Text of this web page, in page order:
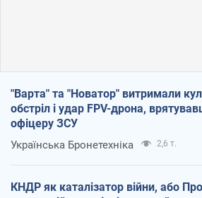
"Варта" та "Новатор" витримали
обстріл і удар FPV-дрона,
офіцеру ЗСУ
Українська Бронетехніка 2,6 т.
КНДР як каталізатор війни, або